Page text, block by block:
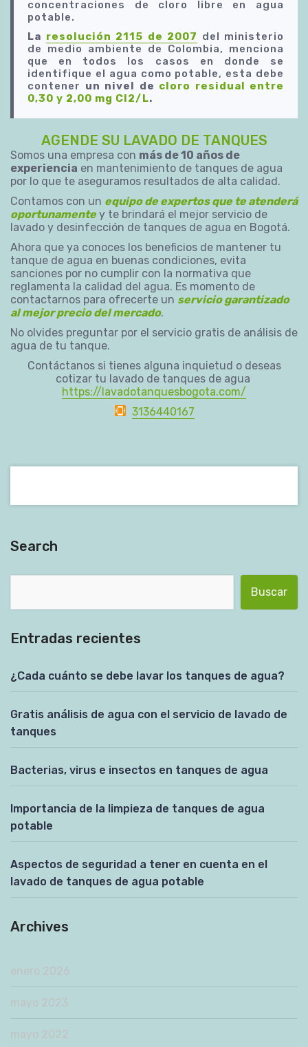
concentraciones de cloro libre en agua
potable.
La resolución 2115 de 2007 del ministerio
de medio ambiente de Colombia, menciona
que en todos los casos en donde se
identifique el agua como potable, esta debe
contener un nivel de cloro residual entre
0,30 y 2,00 mg Cl2/L.
AGENDE SU LAVADO DE TANQUES
Somos una empresa con más de 10 años de
experiencia en mantenimiento de tanques de agua
por lo que te aseguramos resultados de alta calidad.
Contamos con un equipo de expertos que te atenderá
oportunamentey te brindará el mejor servicio de
lavado y desinfección de tanques de agua en Bogotá.
Ahora que ya conoces los beneficios de mantener tu
tanque de agua en buenas condiciones, evita
sanciones por no cumplir con la normativa que
reglamenta la calidad del agua. Es momento de
contactarnos para ofrecerte un servicio garantizado
al mejor precio del mercado.
No olvides preguntar por el servicio gratis de análisis de
agua de tu tanque.
Contáctanos si tienes alguna inquietud o deseas
cotizar tu lavado de tanques de agua
https://lavadotanquesbogota.com/
3136440167
Search
Entradas recientes
¿Cada cuánto se debe lavar los tanques de agua?
Gratis análisis de agua con el servicio de lavado de
tanques
Bacterias, virus e insectos en tanques de agua
Importancia de la limpieza de tanques de agua
potable
Aspectos de seguridad a tener en cuenta en el
lavado de tanques de agua potable
Archives